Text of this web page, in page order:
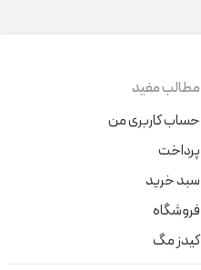
مطالب مفید
حساب کاربری من
پرداخت
سبد خرید
فروشگاه
کیدز مگ